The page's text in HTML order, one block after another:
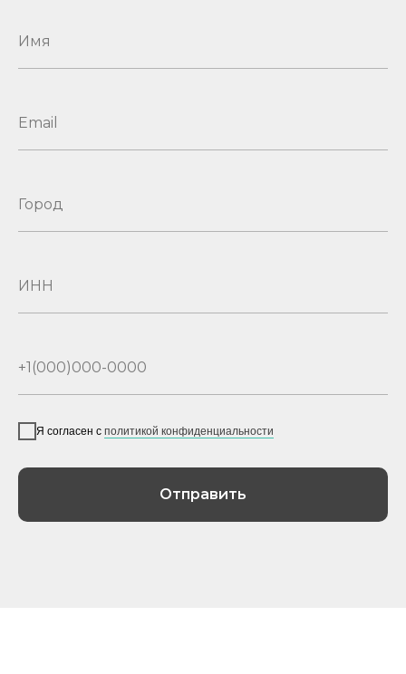
Я согласен с политикой конфиденциальности
Отправить